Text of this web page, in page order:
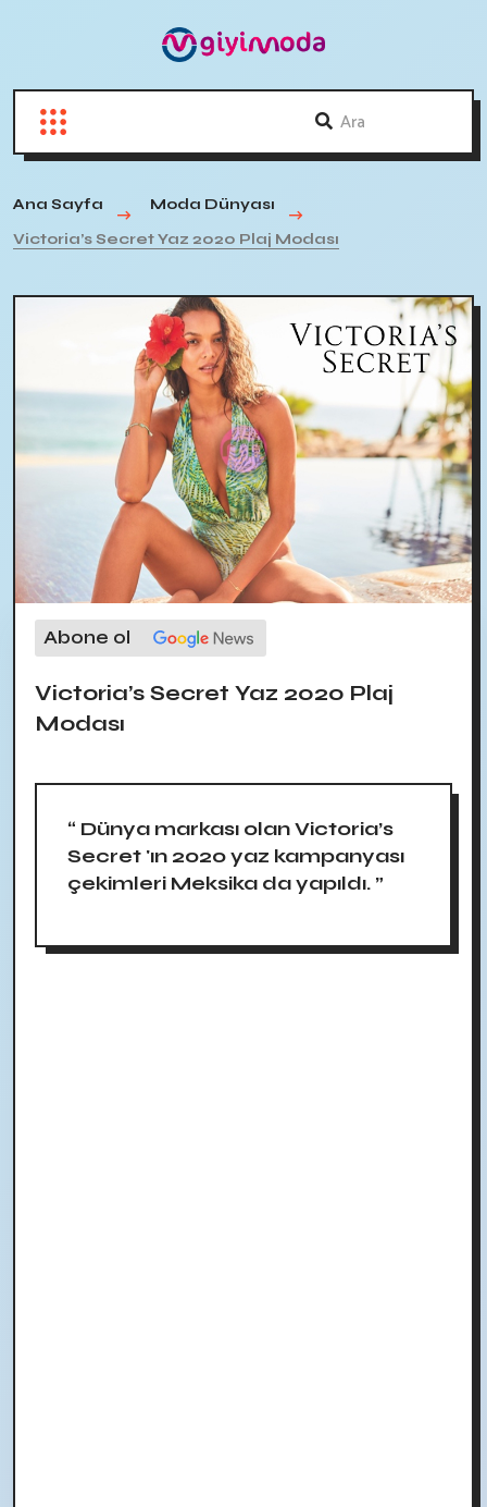
Ana Sayfa
Moda Dünyası
Victoria’s Secret Yaz 2020 Plaj Modası
Abone ol
Victoria’s Secret Yaz 2020 Plaj
Modası
“ Dünya markası olan Victoria’s
Secret 'ın 2020 yaz kampanyası
çekimleri Meksika da yapıldı. ”